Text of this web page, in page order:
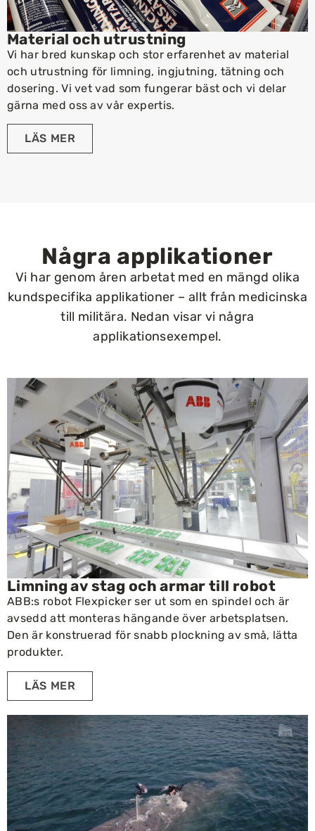
Material och utrustning
Vi har bred kunskap och stor erfarenhet av material
och utrustning för limning, ingjutning, tätning och
dosering. Vi vet vad som fungerar bäst och vi delar
gärna med oss av vår expertis.
LÄS MER
Några applikationer
Vi har genom åren arbetat med en mängd olika
kundspecifika applikationer – allt från medicinska
till militära. Nedan visar vi några
applikationsexempel.
Limning av stag och armar till robot
ABB:s robot Flexpicker ser ut som en spindel och är
avsedd att monteras hängande över arbetsplatsen.
Den är konstruerad för snabb plockning av små, lätta
produkter.
LÄS MER